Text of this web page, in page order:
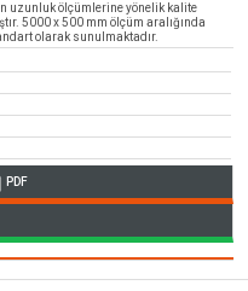
uzunluk ölçümlerine yönelik kalite
5000 x 500 mm ölçüm aralığında
olarak sunulmaktadır.
PDF